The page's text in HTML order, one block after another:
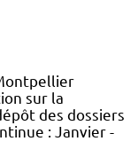
sur la
des dossiers
: Janvier -